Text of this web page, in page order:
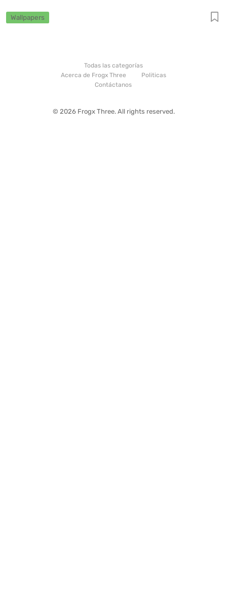
Wallpapers
Todas las categorías
Acerca de Frogx Three
Politicas
Contáctanos
© 2026 Frogx Three. All rights reserved.